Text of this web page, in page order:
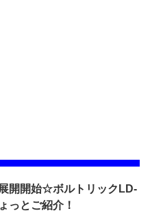
開開始☆ボルトリックLD-
っとご紹介！